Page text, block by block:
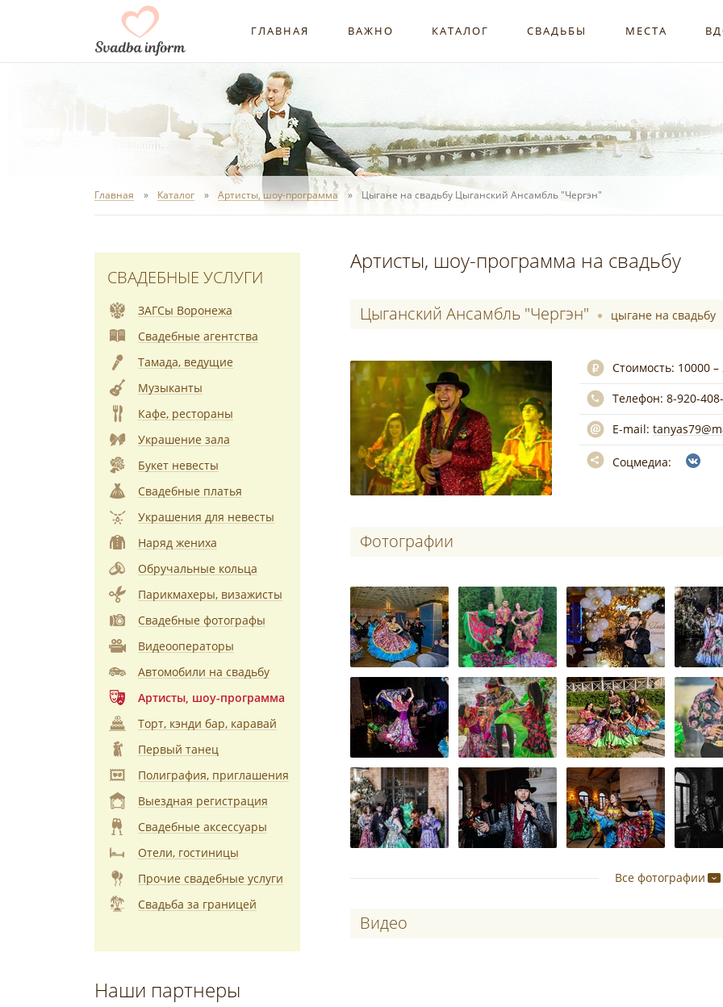
ГЛАВНАЯ ВАЖНО КАТАЛОГ СВАДЬБЫ МЕСТА
Главная Каталог Артисты, шоу-программа Цыгане на свадьбу Цыганский Ансамбль "Чергэн"
Артисты, шоу-программа на свадьбу
Цыганский Ансамбль "Чергэн" цыгане на свадьбу
Стоимость: 10000
Телефон: 8-920-
E-mail:
Соцмедиа:
Фотографии
Все фотографии
Видео
СВАДЕБНЫЕ УСЛУГИ
ЗАГСы Воронежа
Свадебные агентства
Тамада, ведущие
Музыканты
Кафе, рестораны
Украшение зала
Букет невесты
Свадебные платья
Украшения для невесты
Наряд жениха
Обручальные кольца
Парикмахеры, визажисты
Свадебные фотографы
Видеооператоры
Автомобили на свадьбу
Артисты, шоу-программа
Торт, кэнди бар, каравай
Первый танец
Полиграфия, приглашения
Выездная регистрация
Свадебные аксессуары
Отели, гостиницы
Прочие свадебные услуги
Свадьба за границей
Наши партнеры